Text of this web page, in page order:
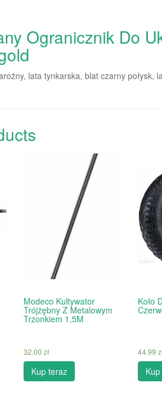
Ogranicznik Do
lata tynkarska, blat czarny połysk,
Modeco Kultywator
Trójżębny Z Metalowym
Trzonkiem 1,5M
32.00 zł
Kup teraz
Koło
44.99